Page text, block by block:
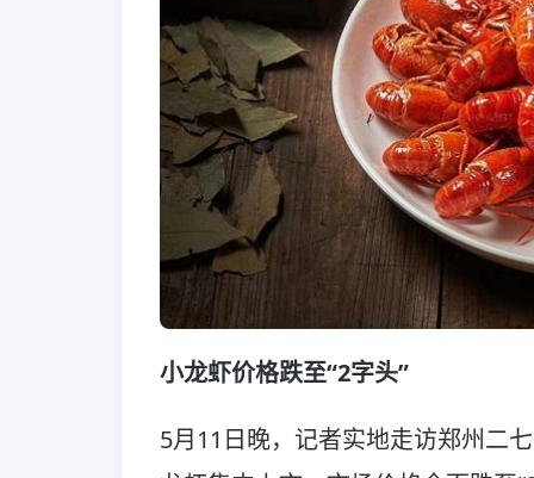
小龙虾价格跌至“2字头”
5月11日晚，记者实地走访郑州二